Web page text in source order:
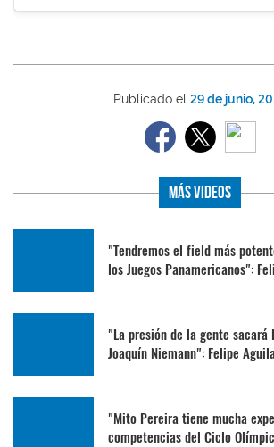
Publicado el 29 de junio,
Más Videos
"Tendremos el field más
los Juegos Panamericanos":
"La presión de la gente
Joaquín Niemann": Felipe
"Mito Pereira tiene mucha
competencias del Ciclo